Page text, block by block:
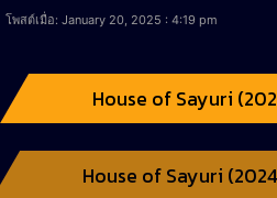
โพสต์เมื่อ: January 20, 2025 : 4:19 pm
House of Sayuri
House of Sayuri